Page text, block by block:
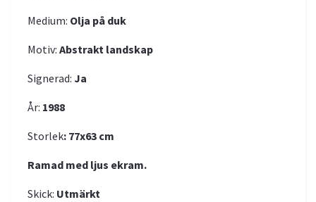
Medium: Olja på duk
Motiv: Abstrakt landskap
Signerad: Ja
År: 1988
Storlek: 77x63 cm
Ramad med ljus ekram.
Skick: Utmärkt